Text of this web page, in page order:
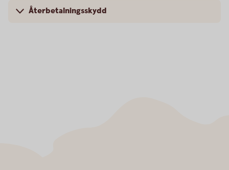
Återbetalningsskydd